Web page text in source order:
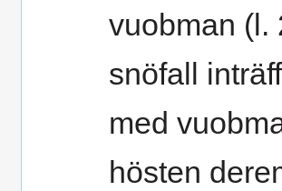
vuobman (l.
snöfall
med
hösten